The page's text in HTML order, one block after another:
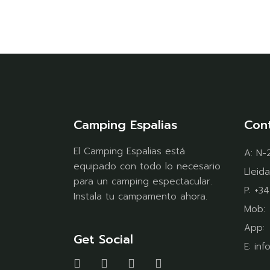
Camping Espalias
El Camping Espalias está
equipado con todo lo necesario
para un camping espectacular.
Instala tu campamento ahora.
Get Social
A: N-
Lleida
P:
Mob:
App:
E: